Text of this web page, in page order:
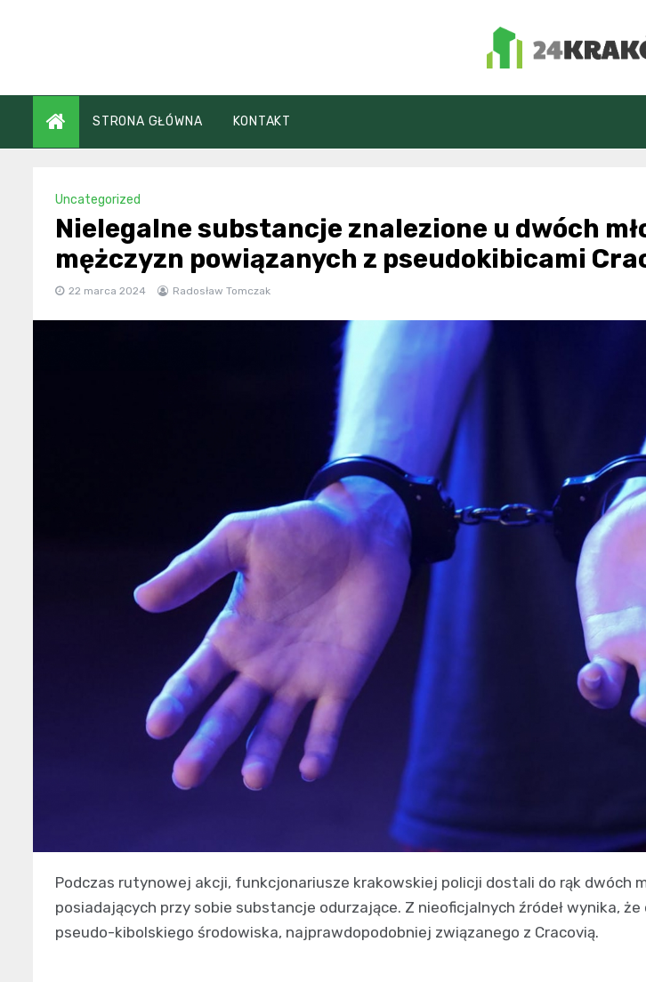
STRONA GŁÓWNA KONTAKT
Uncategorized
Nielegalne substancje znalezione u dwóch
mężczyzn powiązanych z pseudokibicami
22 marca 2024 Radosław Tomczak
Podczas rutynowej akcji, funkcjonariusze krakowskiej policji dostali do rąk dwóch
posiadających przy sobie substancje odurzające. Z nieoficjalnych źródeł wynika, że
pseudo-kibolskiego środowiska, najprawdopodobniej związanego z Cracovią.